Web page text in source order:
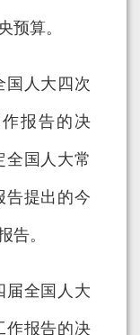
预算。
人大四次
报告的决
全国人大常
告提出的今
告。
全国人大
作报告的决